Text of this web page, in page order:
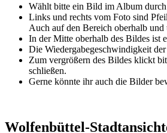
Wählt bitte ein Bild im Album
Links und rechts vom Foto sind
Auch auf den Bereich oberhalb
In der Mitte oberhalb des Bildes ist
Die Wiedergabegeschwindigkeit
Zum vergrößern des Bildes klickt
schließen.
Gerne könnte ihr auch die Bilder
Wolfenbüttel-